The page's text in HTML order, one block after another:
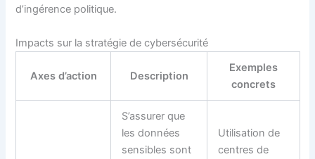
d’ingérence politique.
Impacts sur la stratégie de cybersécurité
Axes d’action Description
Exemples
concrets
S’assurer que
les données
sensibles sont
Utilisation de
centres de